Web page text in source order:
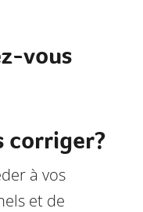
vous
corriger?
à vos
et de